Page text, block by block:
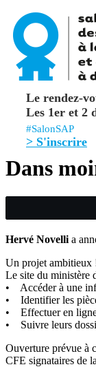
Le rendez-
Les 1er et 2
#SalonSAP
> S'inscrire
Dans
Hervé Novelli a
Un projet ambitieux
Le site du ministère
• Accéder à une
• Identifier les
• Effectuer en ligne
• Suivre leurs
Ouverture prévue à
CFE signataires de